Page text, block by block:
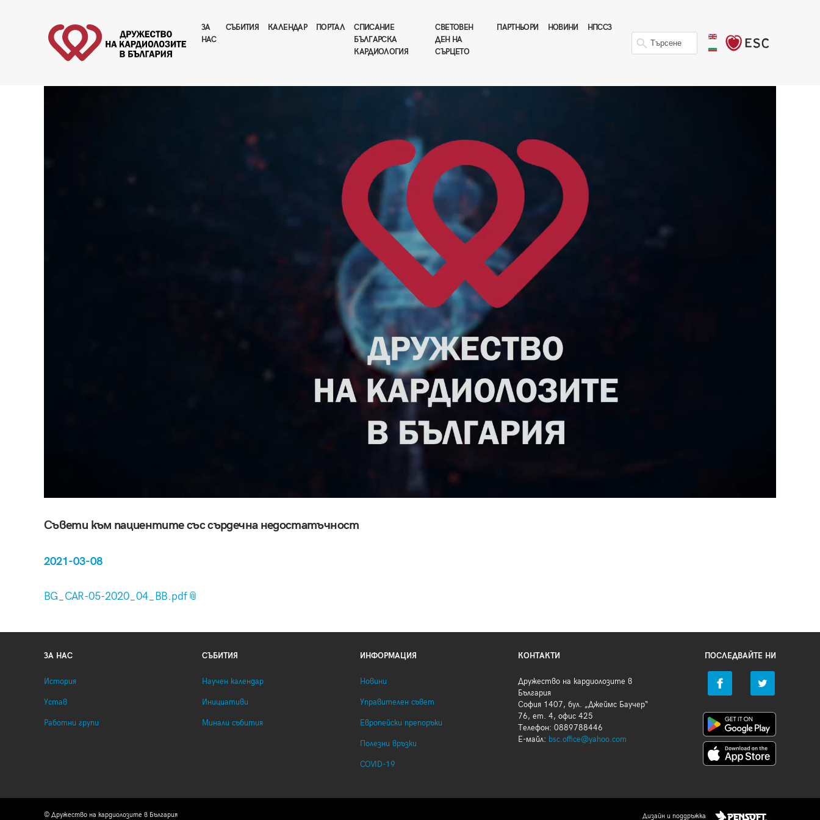
ЗА
НАС
CЪБИТИЯ КАЛЕНДАР ПОРТАЛ
СПИСАНИЕ
БЪЛГАРСКА
КАРДИОЛОГИЯ
СВЕТОВЕН
ДЕН НА
СЪРЦЕТО
ПАРТНЬОРИ НОВИНИ НПССЗ
Съвети към пациентите със сърдечна недостатъчност
2021-03-08
BG_CAR-05-2020_04_BB.pdf
ЗА НАС
История
Устав
Работни групи
СЪБИТИЯ
Научен календар
Инициативи
Минали събития
ИНФОРМАЦИЯ
Новини
Управителен съвет
Европейски препоръки
Полезни връзки
COVID-19
КОНТАКТИ
Дружество на кардиолозите в
България
София 1407, бул. „Джеймс Баучер“
76, ет. 4, офис 425
Телефон: 0889788446
Е-майл: bsc.office@yahoo.com
ПОСЛЕДВАЙТЕ НИ
© Дружество на кардиолозите в България Дизайн и поддръжка